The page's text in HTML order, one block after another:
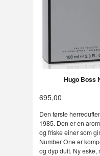
Hugo Boss
695,00
Den første
1985. Den er en
og friske einer som
Number One er
og dyp duft. Ny eske,